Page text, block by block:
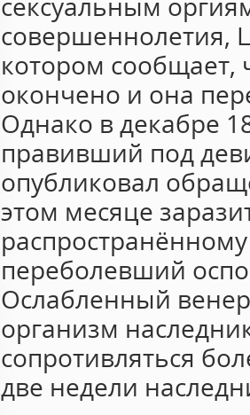
совершеннолетия,
котором сообщает,
окончено и она
Однако в декабре
правивший под
опубликовал
этом месяце
переболевший
Ослабленный
организм
сопротивляться
две недели